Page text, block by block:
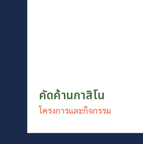
คัดค้านกาสิโน
โครงการและกิจกรรม